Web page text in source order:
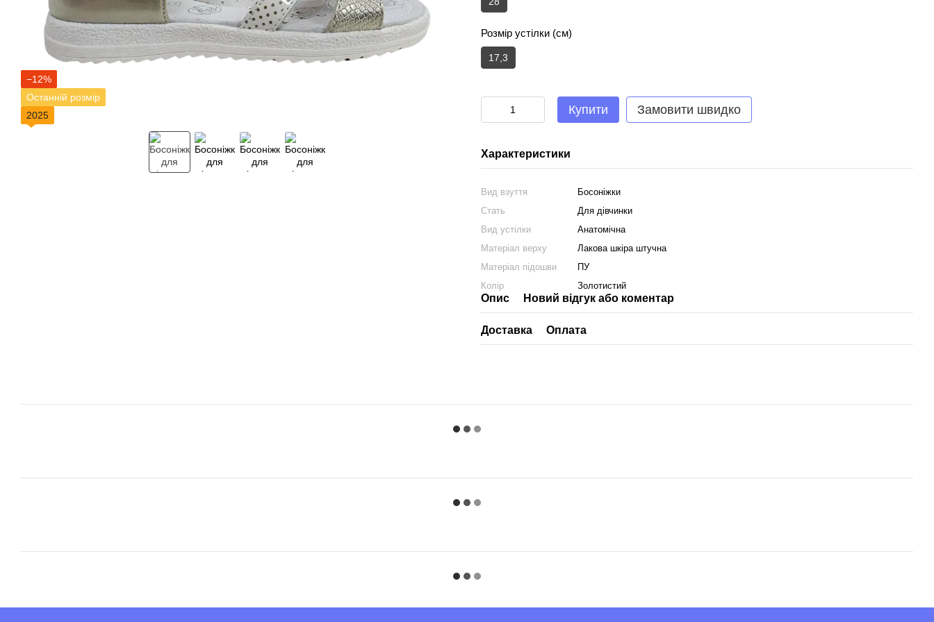
−12%
Останній розмір
2025
Розмір устілки (см)
17,3
Купити Замовити швидко
Характеристики
Вид взуття
Босоніжки
Стать
Для дівчинки
Вид устілки
Анатомічна
Матеріал верху
Лакова шкіра штучна
Матеріал підошви
ПУ
Колір
Золотистий
Опис Новий відгук або коментар
Доставка Оплата